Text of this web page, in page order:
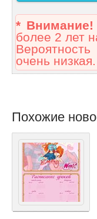
* Внимание!
более 2 лет
очень низкая.
Похожие